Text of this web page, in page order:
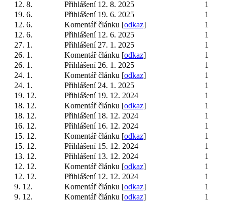
12. 8.
Přihlášení 12. 8. 2025
1
19. 6.
Přihlášení 19. 6. 2025
1
12. 6.
Komentář článku [odkaz]
1
12. 6.
Přihlášení 12. 6. 2025
1
27. 1.
Přihlášení 27. 1. 2025
1
26. 1.
Komentář článku [odkaz]
1
26. 1.
Přihlášení 26. 1. 2025
1
24. 1.
Komentář článku [odkaz]
1
24. 1.
Přihlášení 24. 1. 2025
1
19. 12.
Přihlášení 19. 12. 2024
1
18. 12.
Komentář článku [odkaz]
1
18. 12.
Přihlášení 18. 12. 2024
1
16. 12.
Přihlášení 16. 12. 2024
1
15. 12.
Komentář článku [odkaz]
1
15. 12.
Přihlášení 15. 12. 2024
1
13. 12.
Přihlášení 13. 12. 2024
1
12. 12.
Komentář článku [odkaz]
1
12. 12.
Přihlášení 12. 12. 2024
1
9. 12.
Komentář článku [odkaz]
1
9. 12.
Komentář článku [odkaz]
1